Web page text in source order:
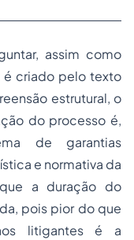
assim como
é criado pelo texto
estrutural, o
do processo é,
de garantias
e normativa da
a duração do
pois pior do que
litigantes é a